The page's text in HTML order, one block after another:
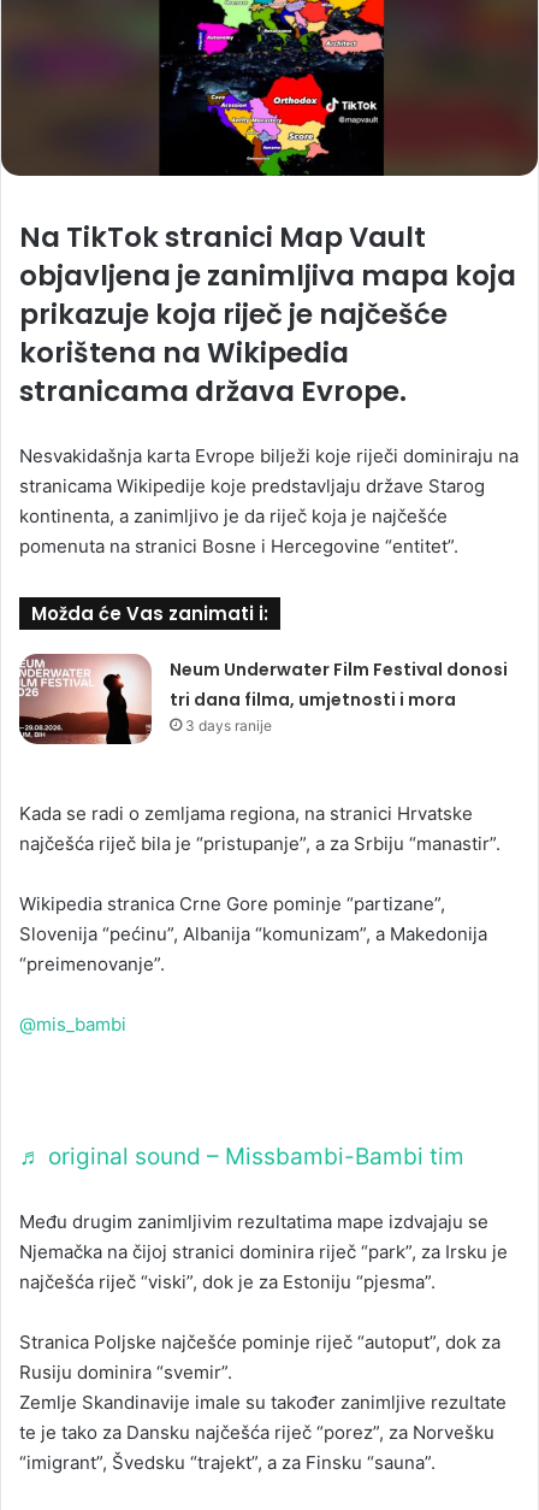
Na TikTok stranici Map Vault
objavljena je zanimljiva mapa koja
prikazuje koja riječ je najčešće
korištena na Wikipedia
stranicama država Evrope.
Nesvakidašnja karta Evrope bilježi koje riječi dominiraju na
stranicama Wikipedije koje predstavljaju države Starog
kontinenta, a zanimljivo je da riječ koja je najčešće
pomenuta na stranici Bosne i Hercegovine “entitet”.
Možda će Vas zanimati i:
Neum Underwater Film Festival donosi
tri dana filma, umjetnosti i mora
3 days ranije
Kada se radi o zemljama regiona, na stranici Hrvatske
najčešća riječ bila je “pristupanje”, a za Srbiju “manastir”.
Wikipedia stranica Crne Gore pominje “partizane”,
Slovenija “pećinu”, Albanija “komunizam”, a Makedonija
“preimenovanje”.
@mis_bambi
♬ original sound – Missbambi-Bambi tim
Među drugim zanimljivim rezultatima mape izdvajaju se
Njemačka na čijoj stranici dominira riječ “park”, za Irsku je
najčešća riječ “viski”, dok je za Estoniju “pjesma”.
Stranica Poljske najčešće pominje riječ “autoput”, dok za
Rusiju dominira “svemir”.
Zemlje Skandinavije imale su također zanimljive rezultate
te je tako za Dansku najčešća riječ “porez”, za Norvešku
“imigrant”, Švedsku “trajekt”, a za Finsku “sauna”.